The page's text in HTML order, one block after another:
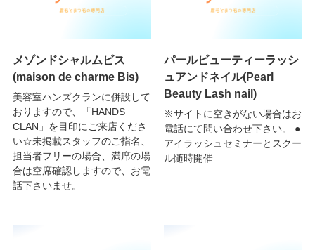
メゾンドシャルムビス
(maison de charme Bis)
美容室ハンズクランに併設して
おりますので、「HANDS
CLAN」を目印にご来店くださ
い☆未掲載スタッフのご指名、
担当者フリーの場合、満席の場
合は空席確認しますので、お電
話下さいませ。
パールビューティーラッシ
ュアンドネイル(Pearl
Beauty Lash nail)
※サイトに空きがない場合はお
電話にて問い合わせ下さい。 ●
アイラッシュセミナーとスクー
ル随時開催